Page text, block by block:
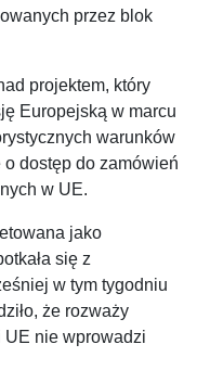
przez blok
projektem, który
Europejską w marcu
warunków
dostęp do zamówień
w UE.
jako
się z
w tym tygodniu
że rozważy
nie wprowadzi